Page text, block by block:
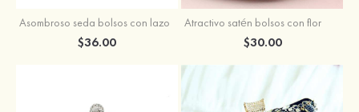
Asombroso seda bolsos con lazo
$36.00
Atractivo satén bolsos con flor
$30.00